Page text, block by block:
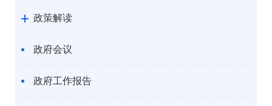
政策解读
政府会议
政府工作报告